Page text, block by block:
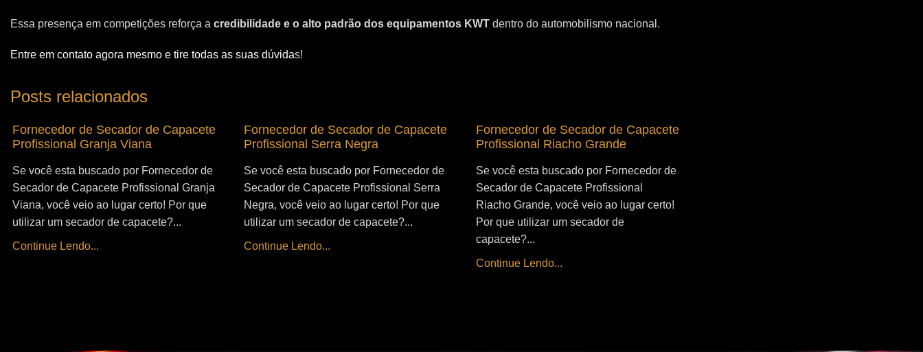
Essa presença em competições reforça a credibilidade e o alto padrão dos equipamentos KWT dentro do automobilismo nacional.
Entre em contato agora mesmo e tire todas as suas dúvidas!
Posts relacionados
Fornecedor de Secador de Capacete
Profissional Granja Viana
Se você esta buscado por Fornecedor de
Secador de Capacete Profissional Granja
Viana, você veio ao lugar certo! Por que
utilizar um secador de capacete?...
Continue Lendo...
Fornecedor de Secador de Capacete
Profissional Serra Negra
Se você esta buscado por Fornecedor de
Secador de Capacete Profissional Serra
Negra, você veio ao lugar certo! Por que
utilizar um secador de capacete?...
Continue Lendo...
Fornecedor de Secador de Capacete
Profissional Riacho Grande
Se você esta buscado por Fornecedor de
Secador de Capacete Profissional
Riacho Grande, você veio ao lugar certo!
Por que utilizar um secador de
capacete?...
Continue Lendo...